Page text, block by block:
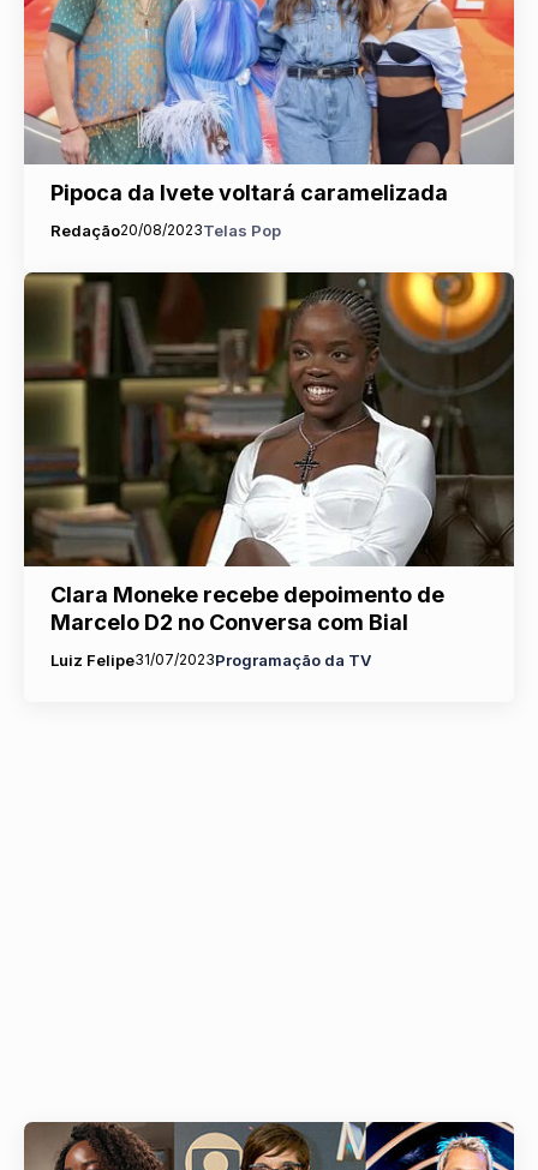
Pipoca da Ivete voltará caramelizada
Redação20/08/2023Telas Pop
Clara Moneke recebe depoimento de
Marcelo D2 no Conversa com Bial
Luiz Felipe31/07/2023Programação da TV